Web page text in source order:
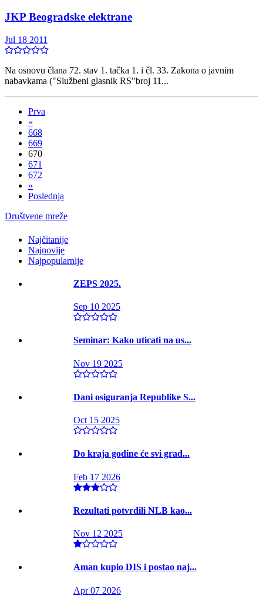
JKP Beogradske elektrane
Jul 18 2011
Na osnovu člana 72. stav 1. tačka 1. i čl. 33. Zakona o javnim
nabavkama ("Službeni glasnik RS"broj 11...
Prva
«
668
669
670
671
672
»
Poslednja
Društvene mreže
Najčitanije
Najnovije
Najpopularnije
ZEPS 2025.
Sep 10 2025
Seminar: Kako uticati na us...
Nov 19 2025
Dani osiguranja Republike S...
Oct 15 2025
Do kraja godine će svi grad...
Feb 17 2026
Rezultati potvrdili NLB kao...
Nov 12 2025
Aman kupio DIS i postao naj...
Apr 07 2026